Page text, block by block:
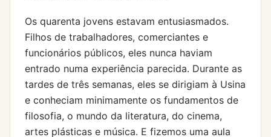
Os quarenta jovens estavam entusiasmados.
Filhos de trabalhadores, comerciantes e
funcionários públicos, eles nunca haviam
entrado numa experiência parecida. Durante as
tardes de três semanas, eles se dirigiam à Usina
e conheciam minimamente os fundamentos de
filosofia, o mundo da literatura, do cinema,
artes plásticas e música. E fizemos uma aula